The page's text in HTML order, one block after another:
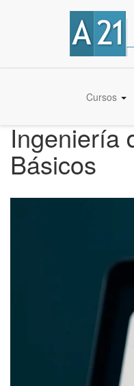
Cursos
Ingeniería
Básicos